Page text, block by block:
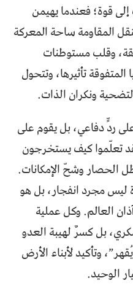
قوة؛ فعندما يهيمن
المقاومة ساحة المعركة
وقلب مستوطنات
تأثيرها، وتتحول
ونكران الذات.
ردٍّ دفاعي، بل يقوم على
تعلّموا كيف يستخرجون
الحصار وشحّ الإمكانات.
مجرد انفجار، بل هو
العالم. وكل عملية
بل كسرٌ لهيبة العدو
وتأكيد لأبناء الأرض
الوحيد.